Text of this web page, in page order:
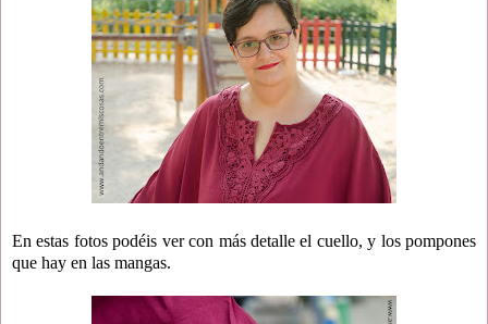
En estas fotos podéis ver con más detalle el cuello, y los pompones
que hay en las mangas.